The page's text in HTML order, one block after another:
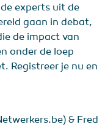
experts uit de
gaan in debat,
de impact van
onder de loep
Registreer je nu en
& Fred